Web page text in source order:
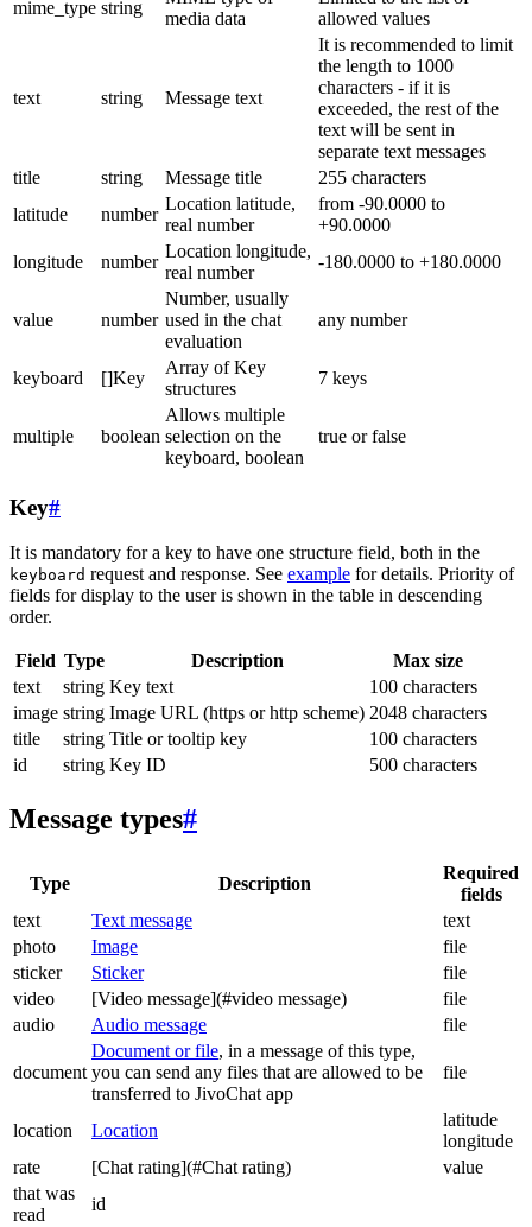
mime_type string
media data
allowed values
text string Message text
It is recommended to limit
the length to 1000
characters - if it is
exceeded, the rest of the
text will be sent in
separate text messages
title
string Message title
255 characters
latitude
number
Location latitude,
real number
from -90.0000 to
+90.0000
longitude
number
Location longitude,
real number
-180.0000 to +180.0000
value number
Number, usually
used in the chat
evaluation
any number
keyboard []Key
Array of Key
structures
7 keys
multiple boolean
Allows multiple
selection on the
keyboard, boolean
true or false
Key#
It is mandatory for a key to have one structure field, both in the
keyboard request and response. See example for details. Priority of
fields for display to the user is shown in the table in descending
order.
Field Type Description
Max size
text
string Key text
100 characters
image string Image URL (https or http scheme) 2048 characters
title
string Title or tooltip key
100 characters
id
string Key ID 500 characters
Message types#
Type Description
Required
fields
text
Text message
text
photo
Image
file
sticker
Sticker
file
video
[Video message](#video message)
file
audio
Audio message file
document
Document or file, in a message of this type,
you can send any files that are allowed to be
transferred to JivoChat app
file
location Location
latitude
longitude
rate
[Chat rating](#Chat rating)
value
that was
read
id